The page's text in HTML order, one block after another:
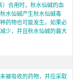
）合用时，秋水仙碱的血
水仙碱产生秋水仙碱毒
药物也可能发生。如果必
少，并且秋水仙碱的最大
被吸收的药物，并应采取